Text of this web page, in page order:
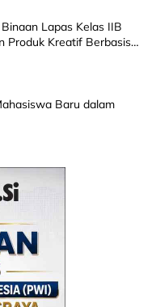
Lapas Kelas IIB
Produk Kreatif Berbasis
Baru dalam